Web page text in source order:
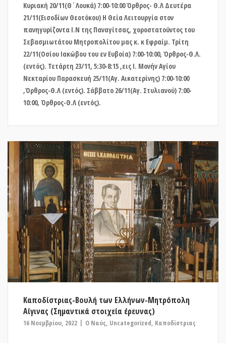
Κυριακή 20/11(Θ΄Λουκά) 7:00-10:00 Όρθρος- Θ.Λ Δευτέρα
21/11(Εισοδίων Θεοτόκου) Η Θεία Λειτουργία στον
πανηγυρίζοντα Ι.Ν της Παναγίτσας, χοροστατούντος του
Σεβασμιωτάτου Μητροπολίτου μας κ. κ Εφραίμ. Τρίτη
22/11(Οσίου Ιακώβου του εν Ευβοία) 7:00-10:00, Όρθρος-Θ.Λ.
(εντός). Τετάρτη 23/11, 5:30-8:15 ,εις Ι. Μονήν Αγίου
Νεκταρίου Παρασκευή 25/11(Αγ. Αικατερίνης) 7:00-10:00
,Όρθρος-Θ.Λ (εντός). Σάββατο 26/11(Αγ. Στυλιανού) 7:00-
10:00, Όρθρος-Θ.Λ (εντός).
Καποδίστριας-Βουλή των Ελλήνων-Μητρόπολη
Αίγινας (Σημαντικά στοιχεία έρευνας)
16 Νοεμβρίου, 2022 O Ναός, Uncategorized, Καποδίστριας